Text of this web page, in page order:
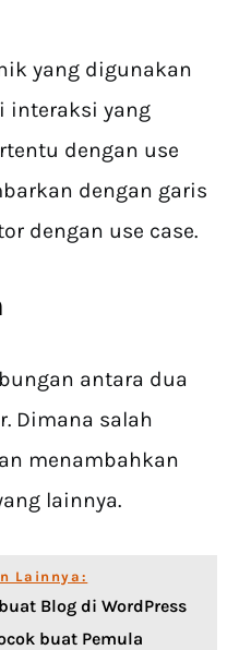
yang digunakan
interaksi yang
dengan use
dengan garis
dengan use case.
antara dua
Dimana salah
menambahkan
lainnya.
Lainnya:
Blog di WordPress
buat Pemula